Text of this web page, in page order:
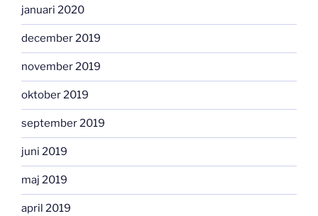
januari 2020
december 2019
november 2019
oktober 2019
september 2019
juni 2019
maj 2019
april 2019